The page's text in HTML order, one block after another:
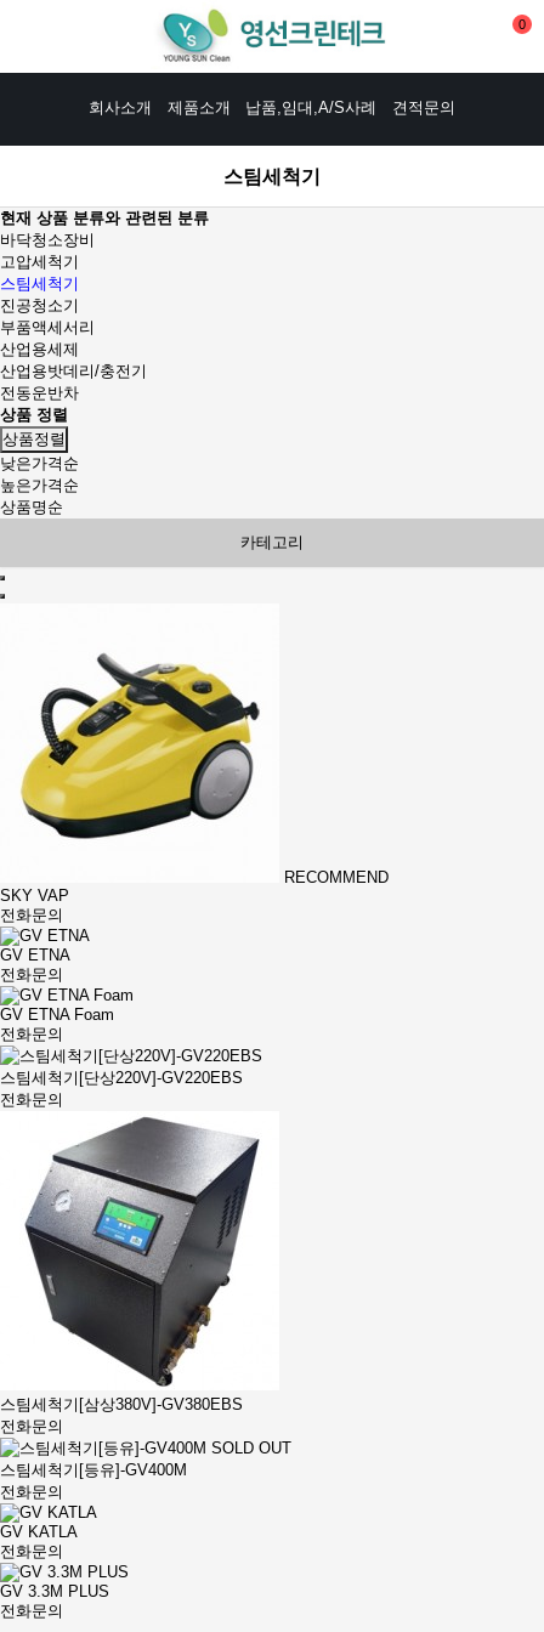
0
회사소개 제품소개 납품,임대,A/S사례 견적문의
스팀세척기
현재 상품 분류와 관련된 분류
바닥청소장비
고압세척기
스팀세척기
진공청소기
부품액세서리
산업용세제
산업용밧데리/충전기
전동운반차
상품 정렬
상품정렬
낮은가격순
높은가격순
상품명순
카테고리
RECOMMEND
SKY VAP
전화문의
GV ETNA
전화문의
GV ETNA Foam
전화문의
스팀세척기[단상220V]-GV220EBS
전화문의
스팀세척기[삼상380V]-GV380EBS
전화문의
SOLD OUT
스팀세척기[등유]-GV400M
전화문의
GV KATLA
전화문의
GV 3.3M PLUS
전화문의